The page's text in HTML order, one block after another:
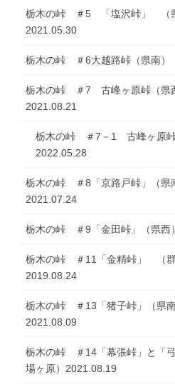
栃木の峠 ＃5 「塩沢峠」 （
2021.05.30
栃木の峠 ＃6大越路峠（県南）
栃木の峠 ＃7 古峰ヶ原峠（県
2021.08.21
栃木の峠 ＃7－1 古峰ヶ原峠
2022.05.28
栃木の峠 ＃8「京路戸峠」（県
2021.07.24
栃木の峠 ＃9「金田峠」（県西）
栃木の峠 ＃11「金精峠」 （群
2019.08.24
栃木の峠 ＃13「猪子峠」（県
2021.08.09
栃木の峠 ＃14「幕張峠」と「
場ヶ原）2021.08.19